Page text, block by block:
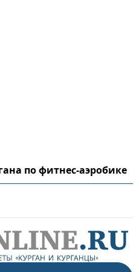
по фитнес-аэробике